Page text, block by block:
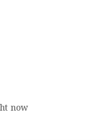
now